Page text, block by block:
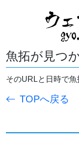
魚拓が見つ
そのURLと日時で魚
TOPへ戻る